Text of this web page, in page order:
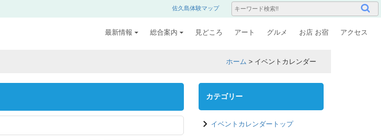
佐久島体験マップ
最新情報 総合案内 見どころ アート グルメ お店 お宿 アクセス
ホーム > イベントカレンダー
カテゴリー
イベントカレンダートップ